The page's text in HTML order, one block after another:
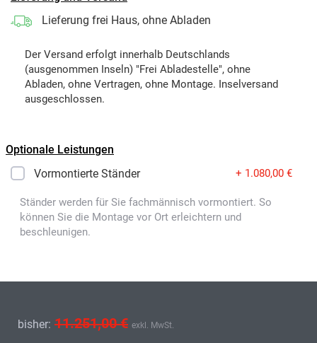
Lieferung frei Haus, ohne Abladen
Der Versand erfolgt innerhalb Deutschlands
(ausgenommen Inseln) "Frei Abladestelle", ohne
Abladen, ohne Vertragen, ohne Montage. Inselversand
ausgeschlossen.
Optionale Leistungen
Vormontierte Ständer
+ 1.080,00 €
Ständer werden für Sie fachmännisch vormontiert. So
können Sie die Montage vor Ort erleichtern und
beschleunigen.
bisher: 11.251,00 € exkl. MwSt.